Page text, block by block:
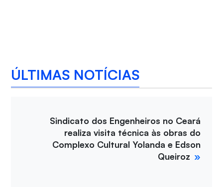
ÚLTIMAS NOTÍCIAS
Sindicato dos Engenheiros no Ceará
realiza visita técnica às obras do
Complexo Cultural Yolanda e Edson
Queiroz